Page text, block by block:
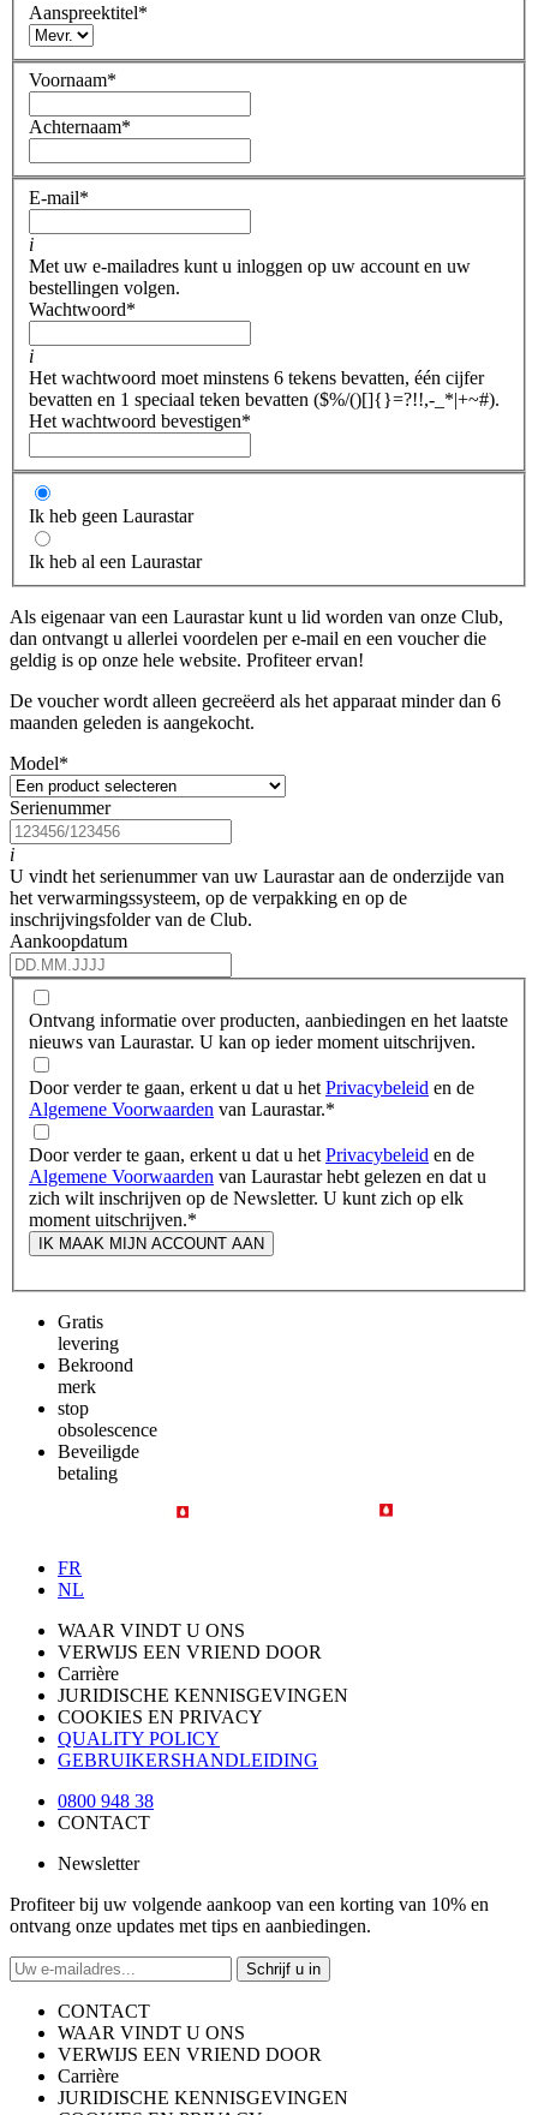
Aanspreektitel*
Voornaam*
Achternaam*
E-mail*
i
Met uw e-mailadres kunt u inloggen op uw account en uw
bestellingen volgen.
Wachtwoord*
i
Het wachtwoord moet minstens 6 tekens bevatten, één cijfer
bevatten en 1 speciaal teken bevatten ($%/()[]{}=?!!,-_*|+~#).
Het wachtwoord bevestigen*
Ik heb geen Laurastar
Ik heb al een Laurastar
Als eigenaar van een Laurastar kunt u lid worden van onze Club,
dan ontvangt u allerlei voordelen per e-mail en een voucher die
geldig is op onze hele website. Profiteer ervan!
De voucher wordt alleen gecreëerd als het apparaat minder dan 6
maanden geleden is aangekocht.
Model*
Serienummer
i
U vindt het serienummer van uw Laurastar aan de onderzijde van
het verwarmingssysteem, op de verpakking en op de
inschrijvingsfolder van de Club.
Aankoopdatum
Ontvang informatie over producten, aanbiedingen en het laatste
nieuws van Laurastar. U kan op ieder moment uitschrijven.
Door verder te gaan, erkent u dat u het Privacybeleid en de
Algemene Voorwaarden van Laurastar.*
Door verder te gaan, erkent u dat u het Privacybeleid en de
Algemene Voorwaarden van Laurastar hebt gelezen en dat u
zich wilt inschrijven op de Newsletter. U kunt zich op elk
moment uitschrijven.*
IK MAAK MIJN ACCOUNT AAN
Gratis
levering
Bekroond
merk
stop
obsolescence
Beveiligde
betaling
FR
NL
WAAR VINDT U ONS
VERWIJS EEN VRIEND DOOR
Carrière
JURIDISCHE KENNISGEVINGEN
COOKIES EN PRIVACY
QUALITY POLICY
GEBRUIKERSHANDLEIDING
0800 948 38
CONTACT
Newsletter
Profiteer bij uw volgende aankoop van een korting van 10% en
ontvang onze updates met tips en aanbiedingen.
Schrijf u in
CONTACT
WAAR VINDT U ONS
VERWIJS EEN VRIEND DOOR
Carrière
JURIDISCHE KENNISGEVINGEN